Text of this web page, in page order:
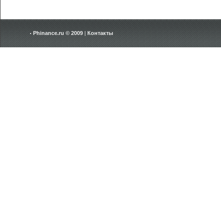
Phinance.ru © 2009 | Контакты